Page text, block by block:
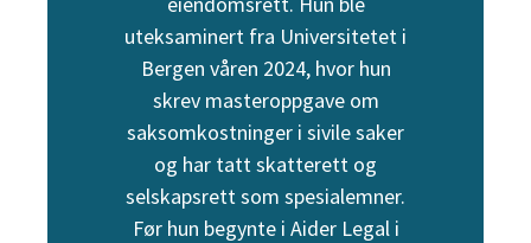
uteksaminert fra Universitetet i
Bergen våren 2024, hvor hun
skrev masteroppgave om
saksomkostninger i sivile saker
og har tatt skatterett og
selskapsrett som spesialemner.
Før hun begynte i Aider Legal i